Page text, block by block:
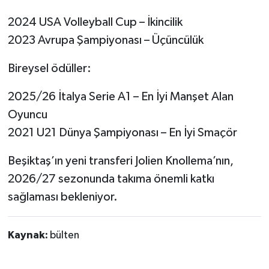
2024 USA Volleyball Cup – İkincilik
2023 Avrupa Şampiyonası – Üçüncülük
Bireysel ödüller:
2025/26 İtalya Serie A1 – En İyi Manşet Alan
Oyuncu
2021 U21 Dünya Şampiyonası – En İyi Smaçör
Beşiktaş’ın yeni transferi Jolien Knollema’nın,
2026/27 sezonunda takıma önemli katkı
sağlaması bekleniyor.
Kaynak: bülten